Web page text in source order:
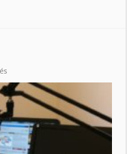
du
temps
du
16/11